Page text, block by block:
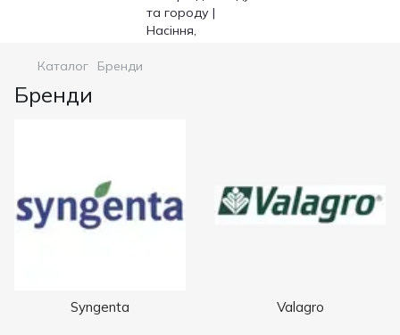
Каталог Бренди
Бренди
Syngenta Valagro